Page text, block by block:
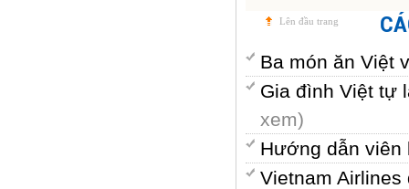
Lên đầu trang
Ba món ăn Việt
Gia đình Việt tự
xem)
Hướng dẫn
Vietnam